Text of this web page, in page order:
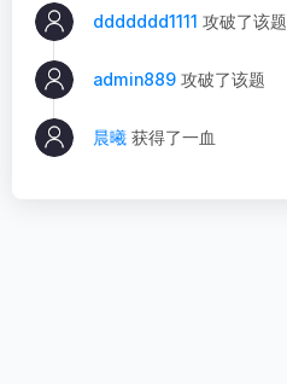
ddddddd1111 攻破了该题
admin889 攻破了该题
晨曦 获得了一血